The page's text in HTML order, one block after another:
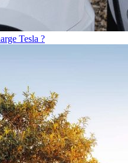
Tesla ?